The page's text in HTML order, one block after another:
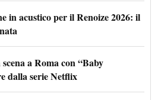
in acustico per il Renoize 2026: il
a Roma con “Baby
dalla serie Netflix